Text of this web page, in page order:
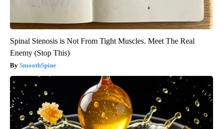
Spinal Stenosis is Not From Tight Muscles. Meet The Real
Enemy (Stop This)
SmoothSpine